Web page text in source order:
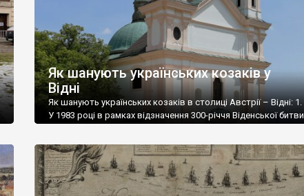
Як шанують українських козаків у
Відні
Як шанують українських козаків в столиці Австрії – Відні: 1.
У 1983 році в рамках відзначення 300-річчя Віденської битви
Джерело фото 2. В парку Тюркеншанцпарк було відкрито
дуже красивий пам’ятник на честь українців, що брали
участь у визволенні Відня від османської облоги. […]